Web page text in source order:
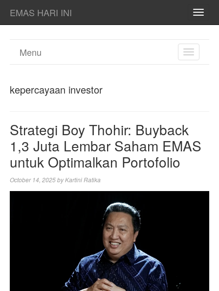
EMAS HARI INI
TOGGLE
Menu
kepercayaan investor
Strategi Boy Thohir: Buyback
1,3 Juta Lembar Saham EMAS
untuk Optimalkan Portofolio
October 14, 2025byKartini Ratika